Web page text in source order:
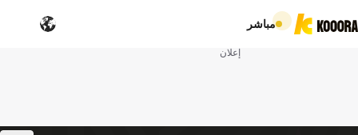
مباشر
إعلان